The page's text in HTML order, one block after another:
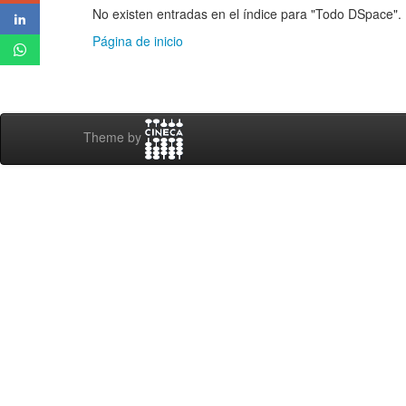
No existen entradas en el índice para "Todo DSpace".
Página de inicio
Theme by